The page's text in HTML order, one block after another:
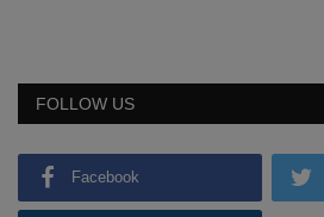
FOLLOW US
Facebook